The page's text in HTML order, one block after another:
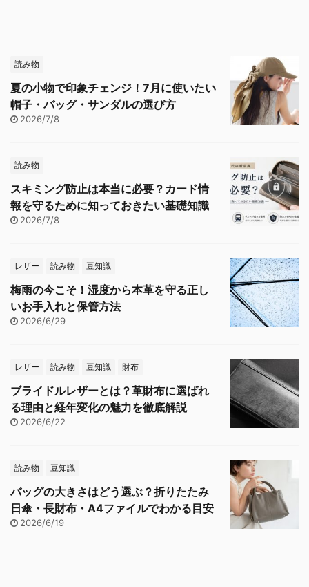
読み物
夏の小物で印象チェンジ！7月に使いたい
帽子・バッグ・サンダルの選び方
2026/7/8
読み物
スキミング防止は本当に必要？カード情
報を守るために知っておきたい基礎知識
2026/7/8
レザー 読み物 豆知識
梅雨の今こそ！湿度から本革を守る正し
いお手入れと保管方法
2026/6/29
レザー 読み物 豆知識 財布
ブライドルレザーとは？革財布に選ばれ
る理由と経年変化の魅力を徹底解説
2026/6/22
読み物 豆知識
バッグの大きさはどう選ぶ？折りたたみ
日傘・長財布・A4ファイルでわかる目安
2026/6/19